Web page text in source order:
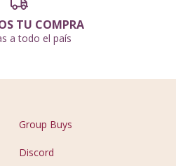
TU COMPRA
a todo el país
Group Buys
Discord